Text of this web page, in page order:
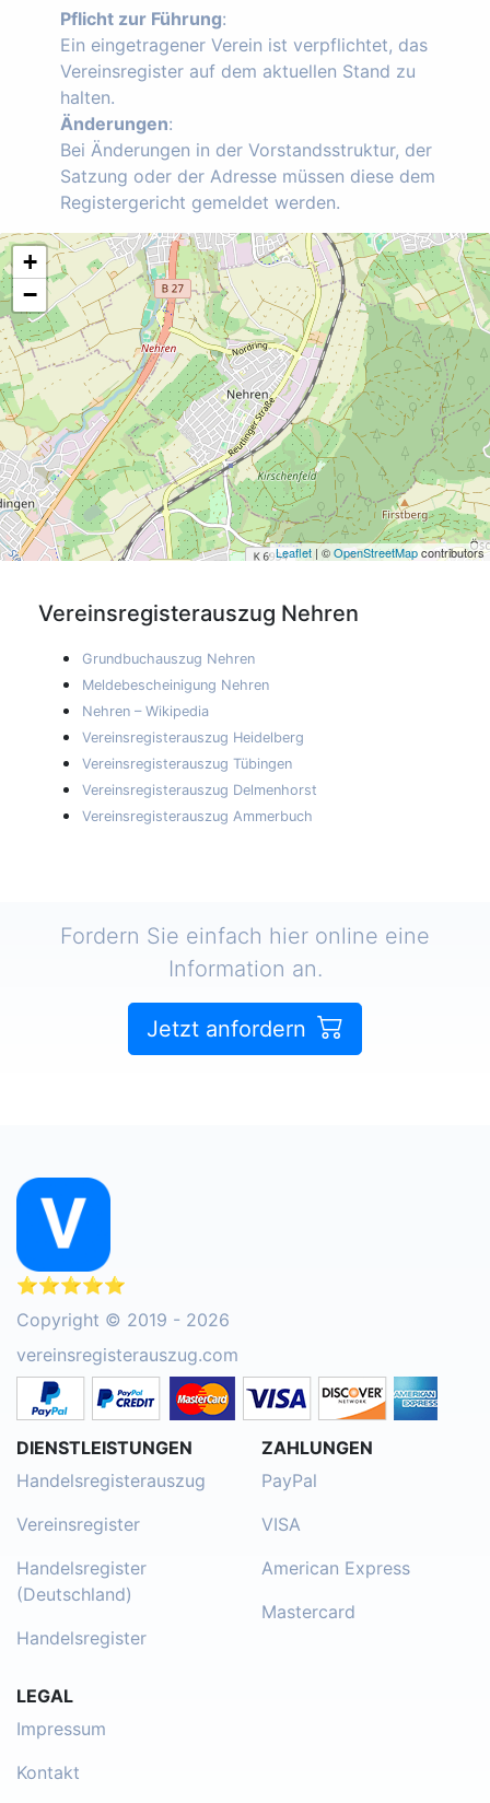
Pflicht zur Führung:
Ein eingetragener Verein ist verpflichtet, das
Vereinsregister auf dem aktuellen Stand zu
halten.
Änderungen:
Bei Änderungen in der Vorstandsstruktur, der
Satzung oder der Adresse müssen diese dem
Registergericht gemeldet werden.
+
−
Leaflet | ©OpenStreetMapcontributors
Vereinsregisterauszug Nehren
Grundbuchauszug Nehren
Meldebescheinigung Nehren
Nehren – Wikipedia
Vereinsregisterauszug Heidelberg
Vereinsregisterauszug Tübingen
Vereinsregisterauszug Delmenhorst
Vereinsregisterauszug Ammerbuch
Fordern Sie einfach hier online eine
Information an.
Jetzt anfordern
⭐⭐⭐⭐⭐
Copyright © 2019 - 2026
vereinsregisterauszug.com
DIENSTLEISTUNGEN
Handelsregisterauszug
Vereinsregister
Handelsregister
(Deutschland)
Handelsregister
ZAHLUNGEN
PayPal
VISA
American Express
Mastercard
LEGAL
Impressum
Kontakt